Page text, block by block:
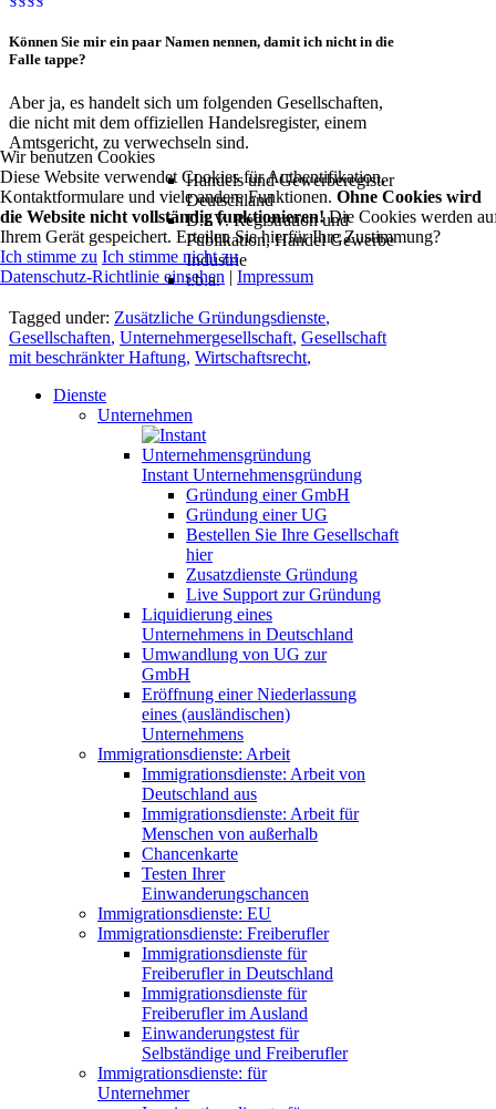
Können Sie mir ein paar Namen nennen, damit ich nicht in die
Falle tappe?
Aber ja, es handelt sich um folgenden Gesellschaften,
die nicht mit dem offiziellen Handelsregister, einem
Amtsgericht, zu verwechseln sind.
Handels und Gewerberegister
Deutschland
D.I.V. Registration und
Publikation, Handel Gewerbe
Industrie
t.b.a.
Tagged under: Zusätzliche Gründungsdienste,
Gesellschaften, Unternehmergesellschaft, Gesellschaft
mit beschränkter Haftung, Wirtschaftsrecht,
Dienste
Unternehmen
Instant Unternehmensgründung
Gründung einer GmbH
Gründung einer UG
Bestellen Sie Ihre Gesellschaft
hier
Zusatzdienste Gründung
Live Support zur Gründung
Liquidierung eines
Unternehmens in Deutschland
Umwandlung von UG zur
GmbH
Eröffnung einer Niederlassung
eines (ausländischen)
Unternehmens
Immigrationsdienste: Arbeit
Immigrationsdienste: Arbeit von
Deutschland aus
Immigrationsdienste: Arbeit für
Menschen von außerhalb
Chancenkarte
Testen Ihrer
Einwanderungschancen
Immigrationsdienste: EU
Immigrationsdienste: Freiberufler
Immigrationsdienste für
Freiberufler in Deutschland
Immigrationsdienste für
Freiberufler im Ausland
Einwanderungstest für
Selbständige und Freiberufler
Immigrationsdienste: für
Unternehmer
Wir benutzen Cookies
Diese Website verwendet Cookies für Authentifikation,
Kontaktformulare und viele andere Funktionen. Ohne Cookies wird
die Website nicht vollständig funktionieren!Die Cookies werden
Ihrem Gerät gespeichert. Erteilen Sie hierfür Ihre Zustimmung?
Ich stimme zu Ich stimme nicht zu
Datenschutz-Richtlinie einsehen | Impressum